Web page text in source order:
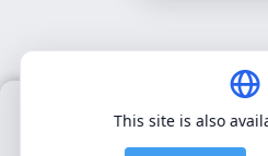
© Copyright 2026. ALMC
lloc. No utilitzem cookies de tercers.
This site is also